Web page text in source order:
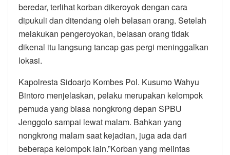
beredar, terlihat korban dikeroyok dengan cara
dipukuli dan ditendang oleh belasan orang. Setelah
melakukan pengeroyokan, belasan orang tidak
dikenal itu langsung tancap gas pergi meninggalkan
lokasi.
Kapolresta Sidoarjo Kombes Pol. Kusumo Wahyu
Bintoro menjelaskan, pelaku merupakan kelompok
pemuda yang biasa nongkrong depan SPBU
Jenggolo sampai lewat malam. Bahkan yang
nongkrong malam saat kejadian, juga ada dari
beberapa kelompok lain.”Korban yang melintas